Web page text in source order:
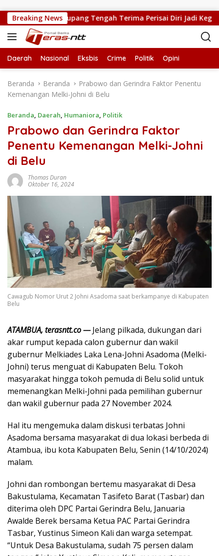
Breaking News
SMPN 5 Kupang Tengah Terima Perisai Diri Jadi Kegiatan
Daerah Nasional Eksbis Crime Politik Opini
Beranda Beranda
Prabowo dan Gerindra Faktor Penentu
Kemenangan Melki-Johni di Belu
Beranda, Daerah, Humaniora, Politik
Prabowo dan Gerindra Faktor
Penentu Kemenangan Melki-Johni
di Belu
Thomas Duran
Oktober 16, 2024
Cawagub Nomor Urut 2 Johni Asadoma saat berkampanye di Kabupaten
Belu
ATAMBUA, terasntt.co —Jelang pilkada, dukungan dari
akar rumput kepada calon gubernur dan wakil
gubernur Melkiades Laka Lena-Johni Asadoma (Melki-
Johni) terus menguat di Kabupaten Belu. Tokoh
masyarakat hingga tokoh pemuda di Belu solid untuk
memenangkan Melki-Johni pada pemilihan gubernur
dan wakil gubernur pada 27 November 2024.
Hal itu mengemuka dalam diskusi terbatas Johni
Asadoma bersama masyarakat di dua lokasi berbeda di
Atambua, ibu kota Kabupaten Belu, Senin (14/10/2024)
malam.
Johni dan rombongan bertemu masyarakat di Desa
Bakustulama, Kecamatan Tasifeto Barat (Tasbar) dan
diterima oleh DPC Partai Gerindra Belu, Januaria
Awalde Berek bersama Ketua PAC Partai Gerindra
Tasbar, Yustinus Simeon Kali dan warga setempat.
“Untuk Desa Bakustulama, sudah 75 persen dalam